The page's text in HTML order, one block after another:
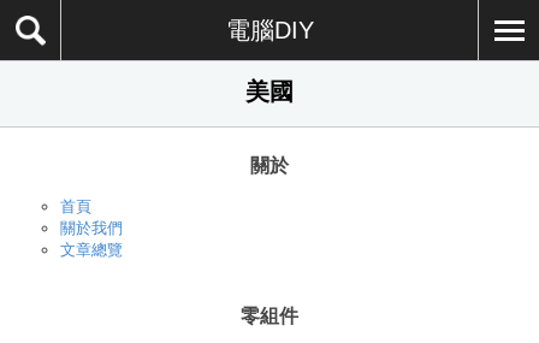
電腦DIY
美國
關於
首頁
關於我們
文章總覽
零組件